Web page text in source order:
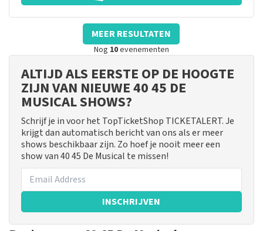
MEER RESULTATEN
Nog 10evenementen
ALTIJD ALS EERSTE OP DE HOOGTE
ZIJN VAN NIEUWE 40 45 DE
MUSICAL SHOWS?
Schrijf je in voor het TopTicketShop TICKETALERT. Je
krijgt dan automatisch bericht van ons als er meer
shows beschikbaar zijn. Zo hoef je nooit meer een
show van 40 45 De Musical te missen!
INSCHRIJVEN